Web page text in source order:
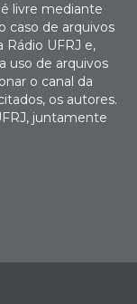
livre mediante
caso de arquivos
Rádio UFRJ e,
uso de arquivos
o canal da
os autores.
juntamente